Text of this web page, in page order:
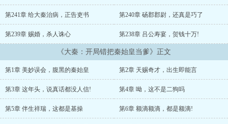
第241章 给大秦治病，正告吏书 第240章 砀郡郡尉，还真是巧了
第239章 赐婚，杀人诛心 第238章 吕公寿宴，贺钱十万!
《大秦：开局错把秦始皇当爹》正文
第1章 美妙误会，腹黑的秦始皇 第2章 天赐奇才，出生即能言
第3章 这年头，说真话都没人信! 第4章 呦，这不是二狗吗
第5章 伴生祥瑞，这都是基操 第6章 额滴额滴，都是额滴!